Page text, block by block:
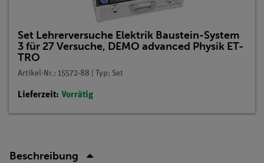
Set Lehrerversuche Elektrik Baustein-System
3 für 27 Versuche, DEMO advanced Physik ET-
TRO
Artikel-Nr.: 15572-88 | Typ: Set
Lieferzeit: Vorrätig
Beschreibung